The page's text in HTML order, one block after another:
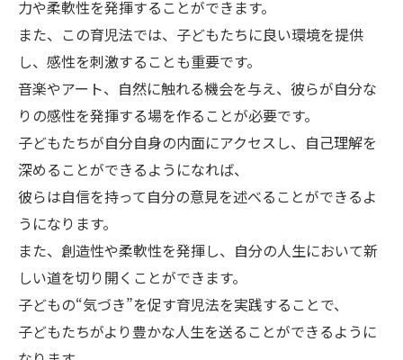
力や柔軟性を発揮することができます。
また、この育児法では、子どもたちに良い環境を提供
し、感性を刺激することも重要です。
音楽やアート、自然に触れる機会を与え、彼らが自分な
りの感性を発揮する場を作ることが必要です。
子どもたちが自分自身の内面にアクセスし、自己理解を
深めることができるようになれば、
彼らは自信を持って自分の意見を述べることができるよ
うになります。
また、創造性や柔軟性を発揮し、自分の人生において新
しい道を切り開くことができます。
子どもの“気づき”を促す育児法を実践することで、
子どもたちがより豊かな人生を送ることができるように